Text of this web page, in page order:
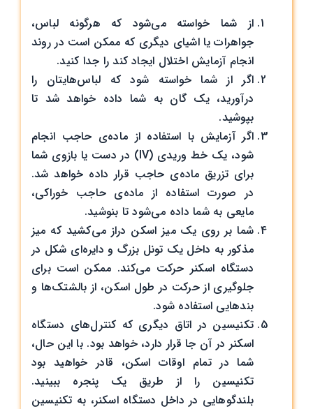
از شما خواسته می‌شود که هرگونه لباس،
جواهرات یا اشیای دیگری که ممکن است در روند
انجام آزمایش اختلال ایجاد کند را جدا کنید.
اگر از شما خواسته شود که لباس‌هایتان را
درآورید، یک گان به شما داده خواهد شد تا
بپوشید.
اگر آزمایش با استفاده از ماده‌ی حاجب انجام
‌شود، یک خط وریدی (IV) در دست یا بازوی شما
برای تزریق ماده‌ی حاجب قرار داده خواهد شد.
در صورت استفاده از ماده‌ی حاجب خوراکی،
مایعی به شما داده می‌شود تا بنوشید.
شما بر روی یک میز اسکن دراز می‌کشید که میز
مذکور به داخل یک تونل بزرگ و دایره‌ای شکل در
دستگاه اسکنر حرکت می‌کند. ممکن است برای
جلوگیری از حرکت در طول اسکن، از بالشتک‌ها و
بندهایی استفاده شود.
تکنیسین در اتاق دیگری که کنترل‌های دستگاه
اسکنر در آن جا قرار دارد، خواهد بود. با این حال،
شما در تمام اوقات اسکن، قادر خواهید بود
تکنیسین را از طریق یک پنجره ببینید.
بلندگوهایی در داخل دستگاه اسکنر، به تکنیسین